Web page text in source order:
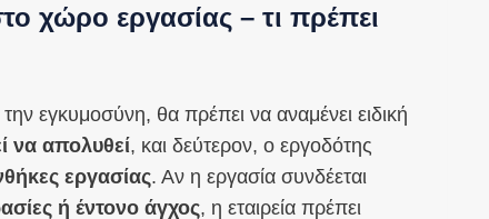
χώρο εργασίας – τι πρέπει
εγκυμοσύνη, θα πρέπει να αναμένει ειδική
να απολυθεί, και δεύτερον, ο εργοδότης
εργασίας. Αν η εργασία συνδέεται
ή έντονο άγχος, η εταιρεία πρέπει